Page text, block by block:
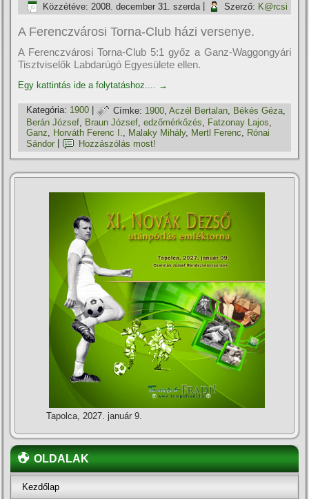
Közzétéve: 2008. december 31. szerda Szerző: K@rcsi
A Ferenczvárosi Torna-Club házi versenye.
A Ferenczvárosi Torna-Club 5:1 győz a Ganz-Waggongyári
Tisztviselők Labdarúgó Egyesülete ellen.
Egy kattintás ide a folytatáshoz.... →
Kategória: 1900 | Címke: 1900 ,Aczél Bertalan Békés Géza
Berán József, Braun József,edzőmérkőzés, Fatzonay Lajos,
Ganz, Horváth Ferenc I., Malaky Mihály, Mertl Ferenc, Rónai
Sándor
Hozzászólás most!
Tapolca, 2027. január 9.
OLDALAK
Kezdőlap